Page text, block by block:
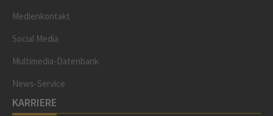
Medienkontakt
Social Media
Multimedia-Datenbank
News-Service
KARRIERE